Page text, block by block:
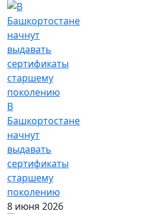
В
Башкортостане
начнут
выдавать
сертификаты
старшему
поколению
8 июня 2026